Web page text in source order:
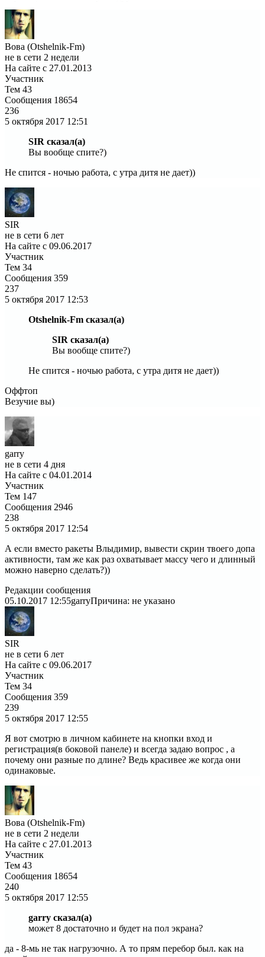
Вова (Otshelnik-Fm)
не в сети 2 недели
На сайте с 27.01.2013
Участник
Тем 43
Сообщения 18654
236
5 октября 2017 12:51
SIR сказал(а)
Вы вообще спите?)
Не спится - ночью работа, с утра дитя не дает))
SIR
не в сети 6 лет
На сайте с 09.06.2017
Участник
Тем 34
Сообщения 359
237
5 октября 2017 12:53
Otshelnik-Fm сказал(а)
SIR сказал(а)
Вы вообще спите?)
Не спится - ночью работа, с утра дитя не дает))
Оффтоп
Везучие вы)
garry
не в сети 4 дня
На сайте с 04.01.2014
Участник
Тем 147
Сообщения 2946
238
5 октября 2017 12:54
А если вместо ракеты Влыдимир, вывести скрин твоего допа
активности, там же как раз охватывает массу чего и длинный
можно наверно сделать?))
Редакции сообщения
05.10.2017 12:55garryПричина: не указано
SIR
не в сети 6 лет
На сайте с 09.06.2017
Участник
Тем 34
Сообщения 359
239
5 октября 2017 12:55
Я вот смотрю в личном кабинете на кнопки вход и
регистрация(в боковой панеле) и всегда задаю вопрос , а
почему они разные по длине? Ведь красивее же когда они
одинаковые.
Вова (Otshelnik-Fm)
не в сети 2 недели
На сайте с 27.01.2013
Участник
Тем 43
Сообщения 18654
240
5 октября 2017 12:55
garry сказал(а)
может 8 достаточно и будет на пол экрана?
да - 8-мь не так нагрузочно. А то прям перебор был. как на